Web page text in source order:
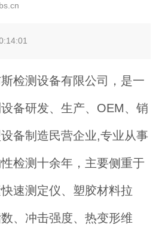
检测设备有限公司，是一
备研发、生产、OEM、销
备制造民营企业,专业从事
检测十余年，主要侧重于
速测定仪、塑胶材料拉
、冲击强度、热变形维